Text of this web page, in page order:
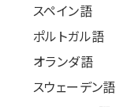
スペイン語
ポルトガル語
オランダ語
スウェーデン語